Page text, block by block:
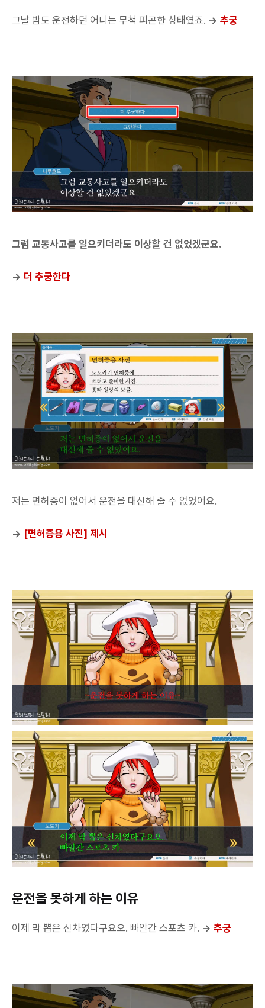
그날 밤도 운전하던 어니는 무척 피곤한 상태였죠. → 추궁
그럼 교통사고를 일으키더라도 이상할 건 없었겠군요.
→ 더 추궁한다
저는 면허증이 없어서 운전을 대신해 줄 수 없었어요.
→ [면허증용 사진] 제시
운전을 못하게 하는 이유
이제 막 뽑은 신차였다구요오. 빠알간 스포츠 카. → 추궁